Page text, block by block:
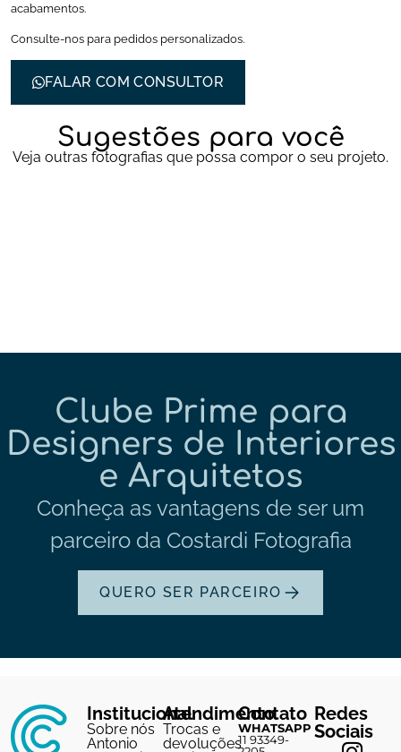
acabamentos.
Consulte-nos para pedidos personalizados.
FALAR COM CONSULTOR
Sugestões para você
Veja outras fotografias que possa compor o seu projeto.
Clube Prime para
Designers de Interiores
e Arquitetos
Conheça as vantagens de ser um
parceiro da Costardi Fotografia
QUERO SER PARCEIRO
Institucional
Sobre nós
Antonio
Atendimento
Trocas e
devoluções
Contato
WHATSAPP
11 93349-
Redes
Sociais